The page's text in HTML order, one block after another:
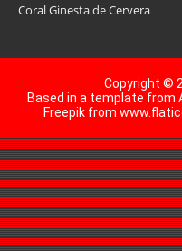
Coral Ginesta de Cervera
Copyright ©
Based in a template from
Freepikfrom